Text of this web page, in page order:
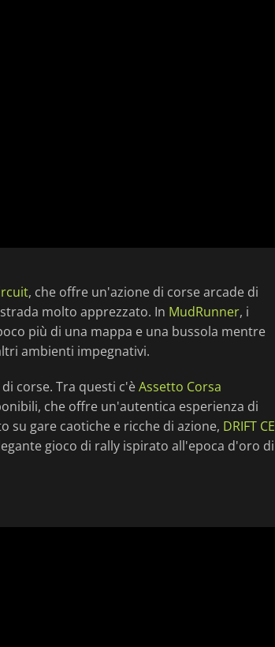
, che offre un'azione di corse arcade di
molto apprezzato. In MudRunner, i
più di una mappa e una bussola mentre
ambienti impegnativi.
corse. Tra questi c'èAssetto Corsa
che offre un'autentica esperienza di
su gare caotiche e ricche di azione, DRIFT CE
gioco di rally ispirato all'epoca d'oro di